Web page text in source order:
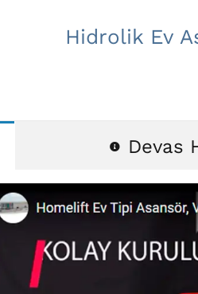
Hidrolik Ev
Devas